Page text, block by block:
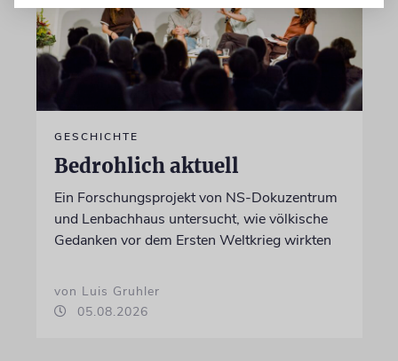
GESCHICHTE
Bedrohlich aktuell
Ein Forschungsprojekt von NS-Dokuzentrum
und Lenbachhaus untersucht, wie völkische
Gedanken vor dem Ersten Weltkrieg wirkten
von Luis Gruhler
05.08.2026